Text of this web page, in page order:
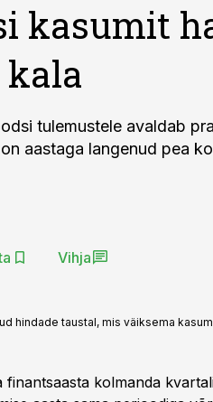
kasumit
tulemustele avaldab
aastaga langenud pea
Vihja
hindade taustal, mis väiksema
finantsaasta kolmanda